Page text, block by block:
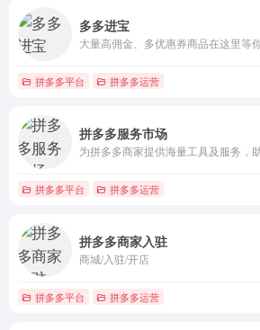
多多进宝
拼多多平台 拼多多运营
拼多多服务市场
为拼多多商家提供海量工具及服务，
拼多多平台 拼多多运营
拼多多商家入驻
商城/入驻/开店
拼多多平台 拼多多运营